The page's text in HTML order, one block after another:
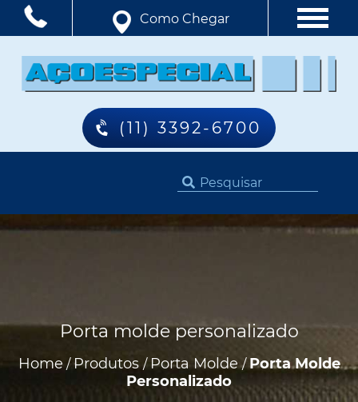
Como Chegar
(11) 3392-6700
Home /Produtos / Porta Molde/ Porta Molde
Personalizado
Porta molde personalizado